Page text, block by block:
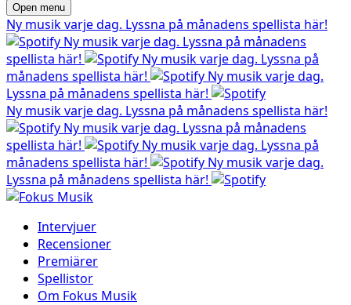
Open menu
Ny musik varje dag. Lyssna på månadens spellista här!
Ny musik varje dag. Lyssna på månadens
spellista här!
Ny musik varje dag. Lyssna på
månadens spellista här!
Ny musik varje dag.
Lyssna på månadens spellista här!
Ny musik varje dag. Lyssna på månadens spellista här!
Ny musik varje dag. Lyssna på månadens
spellista här!
Ny musik varje dag. Lyssna på
månadens spellista här!
Ny musik varje dag.
Lyssna på månadens spellista här!
Intervjuer
Recensioner
Premiärer
Spellistor
Om Fokus Musik